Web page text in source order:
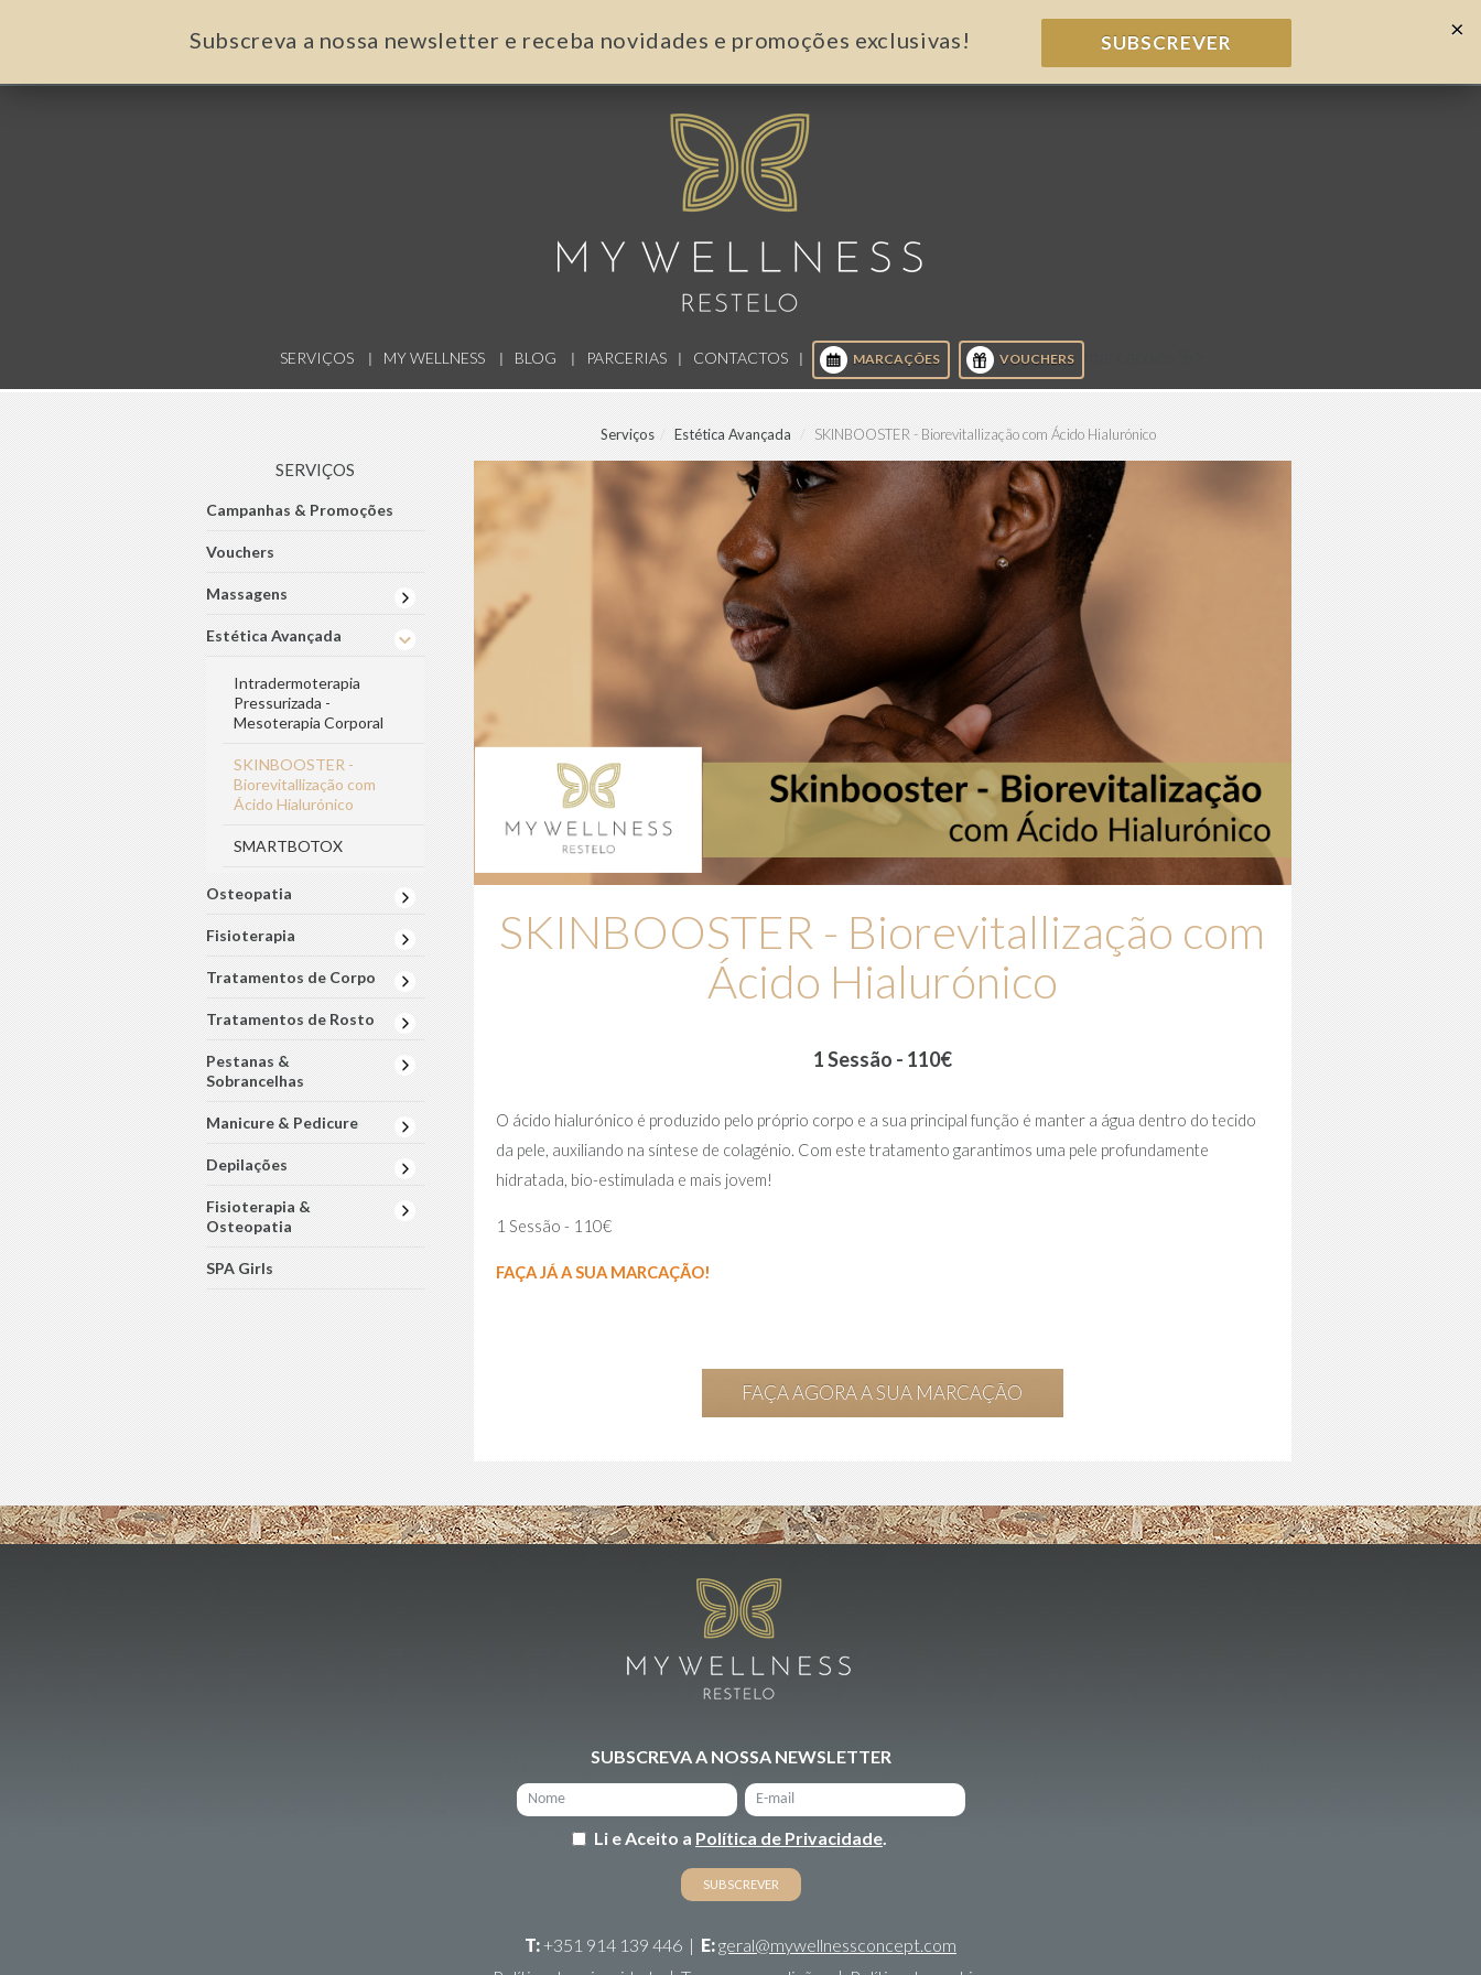
×
Subscreva a nossa newsletter e receba novidades e promoções exclusivas! SUBSCREVER
SERVIÇOS MY WELLNESS BLOG PARCERIAS CONTACTOS MARCAÇÕES VOUCHERS
Serviços Estética Avançada SKINBOOSTER - Biorevitallização com Ácido Hialurónico
SERVIÇOS
Campanhas & Promoções
Vouchers
Massagens
Estética Avançada
Intradermoterapia
Pressurizada -
Mesoterapia Corporal
SKINBOOSTER -
Biorevitallização com
Ácido Hialurónico
SMARTBOTOX
Osteopatia
Fisioterapia
Tratamentos de Corpo
Tratamentos de Rosto
Pestanas &
Sobrancelhas
Manicure & Pedicure
Depilações
Fisioterapia &
Osteopatia
SPA Girls
SKINBOOSTER - Biorevitallização com
Ácido Hialurónico
1 Sessão - 110€
O ácido hialurónico é produzido pelo próprio corpo e a sua principal função é manter a água dentro do tecido
da pele, auxiliando na síntese de colagénio. Com este tratamento garantimos uma pele profundamente
hidratada, bio-estimulada e mais jovem!
1 Sessão - 110€
FAÇA JÁ A SUA MARCAÇÃO!
FAÇA AGORA A SUA MARCAÇÃO
SUBSCREVA A NOSSA NEWSLETTER
Li e Aceito a Política de Privacidade.
T:+351 914 139 446 | E:geral@mywellnessconcept.com